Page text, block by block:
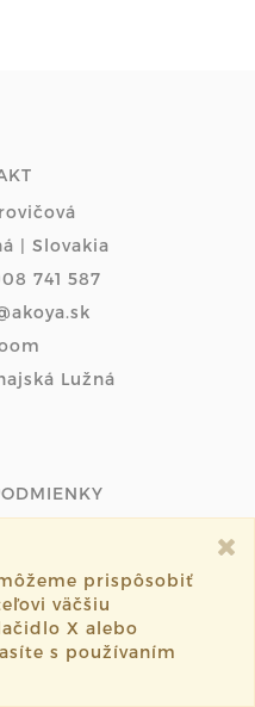
| Slovakia
741 587
Lužná
BRÁNY
ONLINE
prispôsobiť
väčšiu
X alebo
s používaním